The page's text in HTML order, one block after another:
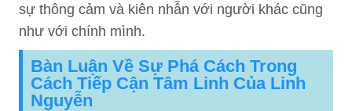
sự thông cảm và kiên nhẫn với người khác cũng
như với chính mình.
Bàn Luận Về Sự Phá Cách Trong
Cách Tiếp Cận Tâm Linh Của Linh
Nguyễn